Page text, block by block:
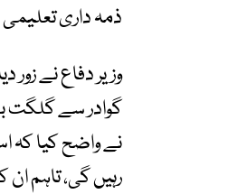
ذمہ داری تعلیمی
وزیر دفاع نے
گوادر سے گلگت
نے واضح کیا کہ
رہیں گی، تاہم